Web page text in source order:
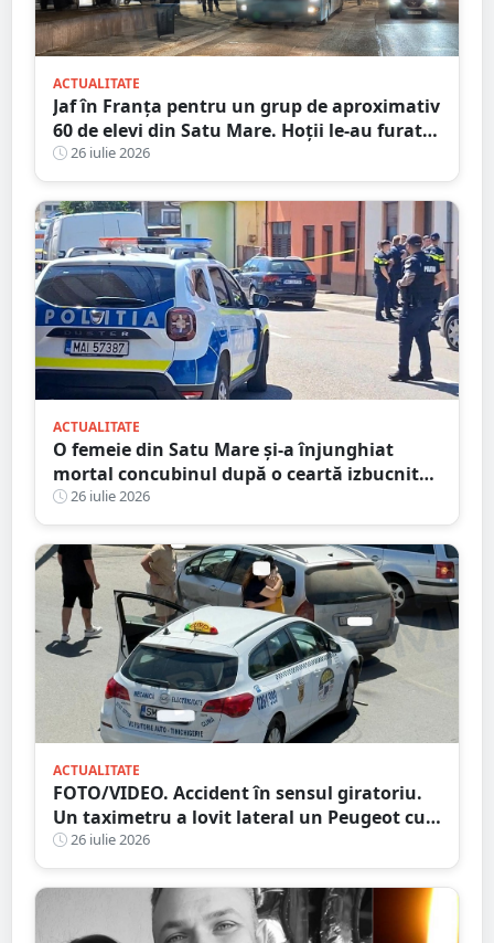
ACTUALITATE
Jaf în Franța pentru un grup de aproximativ
60 de elevi din Satu Mare. Hoții le-au furat
bagajele, actele și banii după ce autocarul a
fost lăsat nesupravegheat
26 iulie 2026
ACTUALITATE
O femeie din Satu Mare și-a înjunghiat
mortal concubinul după o ceartă izbucnită
pe fondul geloziei și al alcoolului
26 iulie 2026
ACTUALITATE
FOTO/VIDEO. Accident în sensul giratoriu.
Un taximetru a lovit lateral un Peugeot cu
numere străine. Eternele parlamentări în
mijlocul intersecției
26 iulie 2026